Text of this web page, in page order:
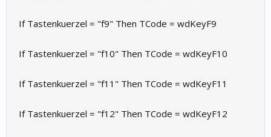
If Tastenkuerzel = "f9" Then TCode = wdKeyF9
If Tastenkuerzel = "f10" Then TCode = wdKeyF10
If Tastenkuerzel = "f11" Then TCode = wdKeyF11
If Tastenkuerzel = "f12" Then TCode = wdKeyF12